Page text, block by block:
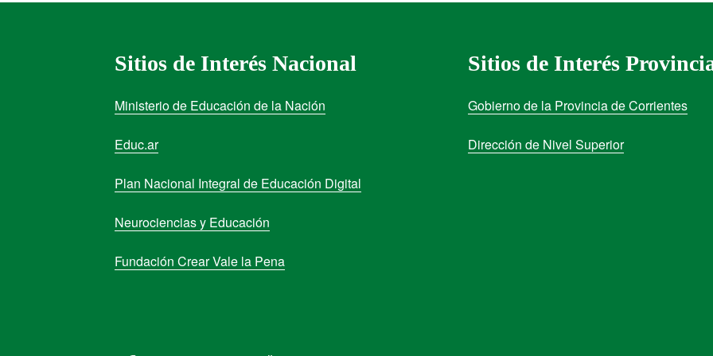
Sitios de Interés Nacional
Ministerio de Educación de la Nación
Educ.ar
Plan Nacional Integral de Educación Digital
Neurociencias y Educación
Fundación Crear Vale la Pena
Sitios de Interés
Gobierno de la Provincia de Corrientes
Dirección de Nivel Superior